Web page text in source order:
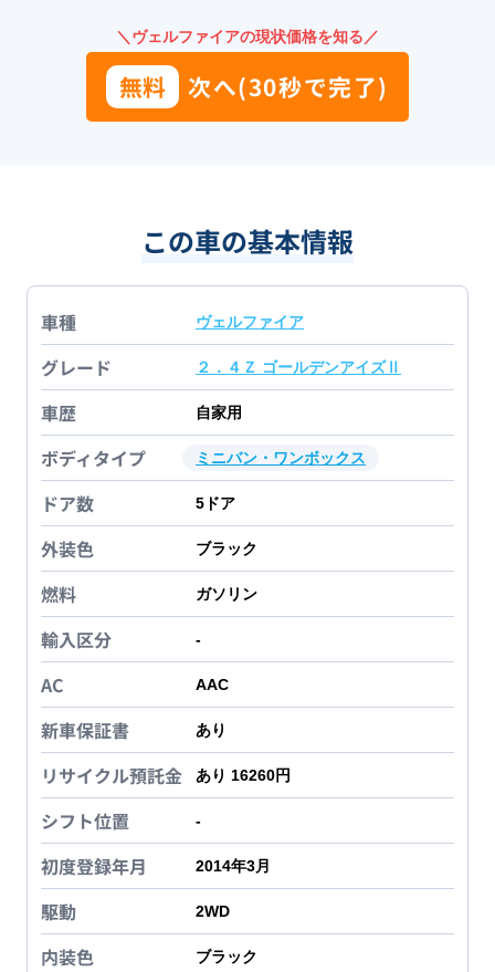
＼ヴェルファイアの現状価格を知る／
無料 次へ(30秒で完了)
この車の基本情報
車種 ヴェルファイア
グレード ２．４Ｚ ゴールデンアイズⅡ
車歴 自家用
ボディタイプ ミニバン・ワンボックス
ドア数 5 ドア
外装色 ブラック
燃料 ガソリン
輸入区分 -
AC AAC
新車保証書 あり
リサイクル預託金 あり 16260円
シフト位置 -
初度登録年月 2014年3月
駆動 2WD
内装色 ブラック